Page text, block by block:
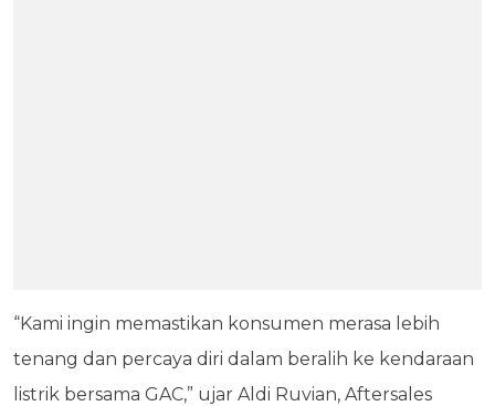
“Kami ingin memastikan konsumen merasa lebih
tenang dan percaya diri dalam beralih ke kendaraan
listrik bersama GAC,” ujar Aldi Ruvian, Aftersales